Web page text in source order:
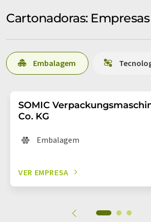
Cartonadoras:
Embalagem
SOMIC
Co. KG
Embalagem
VER EMPRESA